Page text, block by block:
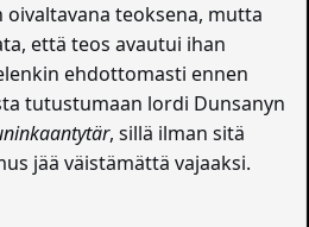
teoksena, mutta
että teos avautui ihan
ehdottomasti ennen
tutustumaan lordi Dunsanyn
, sillä ilman sitä
jää väistämättä vajaaksi.